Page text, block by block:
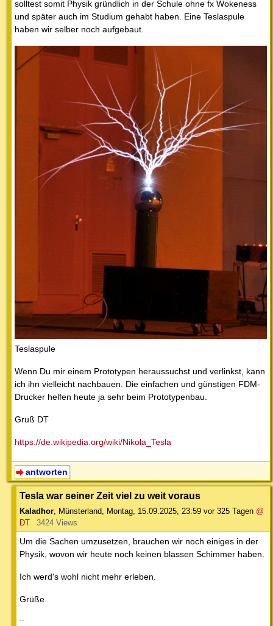
solltest somit Physik gründlich in der Schule ohne fx Wokeness
und später auch im Studium gehabt haben. Eine Teslaspule
haben wir selber noch aufgebaut.
Teslaspule
Wenn Du mir einem Prototypen heraussuchst und verlinkst, kann
ich ihn vielleicht nachbauen. Die einfachen und günstigen FDM-
Drucker helfen heute ja sehr beim Prototypenbau.
Gruß DT
https://de.wikipedia.org/wiki/Nikola_Tesla
antworten
Tesla war seiner Zeit viel zu weit voraus
Kaladhor, Münsterland, Montag, 15.09.2025, 23:59 vor 325 Tagen @
DT
3424 Views
Um die Sachen umzusetzen, brauchen wir noch einiges in der
Physik, wovon wir heute noch keinen blassen Schimmer haben.
Ich werd's wohl nicht mehr erleben.
Grüße
--